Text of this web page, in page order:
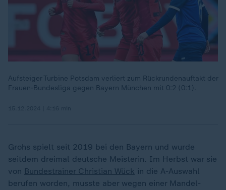
Aufsteiger Turbine Potsdam verliert zum Rückrundenauftakt der
Frauen-Bundesliga gegen Bayern München mit 0:2 (0:1).
Grohs spielt seit 2019 bei den Bayern und wurde
seitdem dreimal deutsche Meisterin. Im Herbst war sie
von Bundestrainer Christian Wück in die A-Auswahl
berufen worden, musste aber wegen einer Mandel-